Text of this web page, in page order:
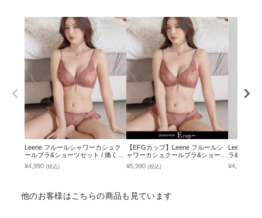
Leene フルールシャワーカシュク
ールブラ&ショーツセット / 痛くな
い脇高谷間ブラ
¥4,990 (税込)
【EFGカップ】Leene フルールシ
ャワーカシュクールブラ&ショーツ
セット / 痛くない脇高谷間ブラ
¥5,990 (税込)
Leene セ
ラ&ショー
¥4,990
他のお客様はこちらの商品も見ています